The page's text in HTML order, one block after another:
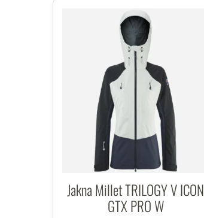
Jakna Millet TRILOGY V ICON
GTX PRO W